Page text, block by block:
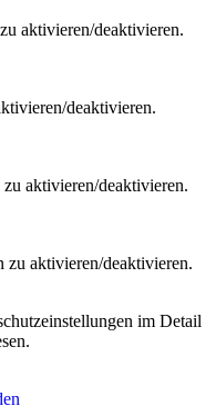
aktivieren/deaktivieren.
deaktivieren.
aktivieren/deaktivieren.
aktivieren/deaktivieren.
im Detail